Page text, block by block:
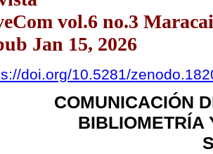
vol.6 no.3
Jan 15, 2026
doi.org/10.5281/
COMUNICACIÓN
BIBLIOMETRÍA